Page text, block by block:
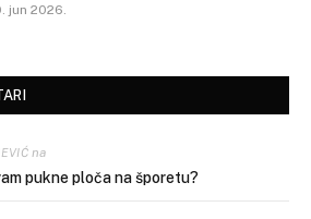
jun 2026.
na
pukne ploča na šporetu?